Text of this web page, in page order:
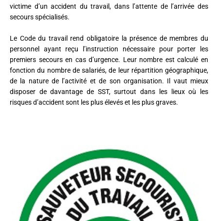
victime d’un accident du travail, dans l’attente de l’arrivée des
secours spécialisés.
Le Code du travail rend obligatoire la présence de membres du
personnel ayant reçu l’instruction nécessaire pour porter les
premiers secours en cas d’urgence. Leur nombre est calculé en
fonction du nombre de salariés, de leur répartition géographique,
de la nature de l’activité et de son organisation. Il vaut mieux
disposer de davantage de SST, surtout dans les lieux où les
risques d’accident sont les plus élevés et les plus graves.